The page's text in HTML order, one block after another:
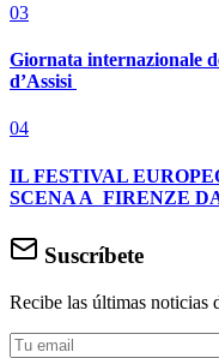
03
Giornata internazionale
d’Assisi
04
IL FESTIVAL
SCENA A FIRENZE
Suscríbete
Recibe las últimas noticias